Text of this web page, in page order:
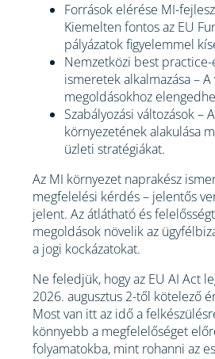
Források elérése MI-
Kiemelten fontos az EU
pályázatok figyelemmel
Nemzetközi best
ismeretek alkalmazása –
megoldásokhoz
Szabályozási változások –
környezetének alakulása
üzleti stratégiákat.
Az MI környezet naprakész
megfelelési kérdés – jelentős
jelent. Az átlátható és
megoldások növelik az
a jogi kockázatokat.
Ne feledjük, hogy az EU AI Act
2026. augusztus 2-től kötelező
Most van itt az idő a
könnyebb a megfelelőséget
folyamatokba, mint rohanni az